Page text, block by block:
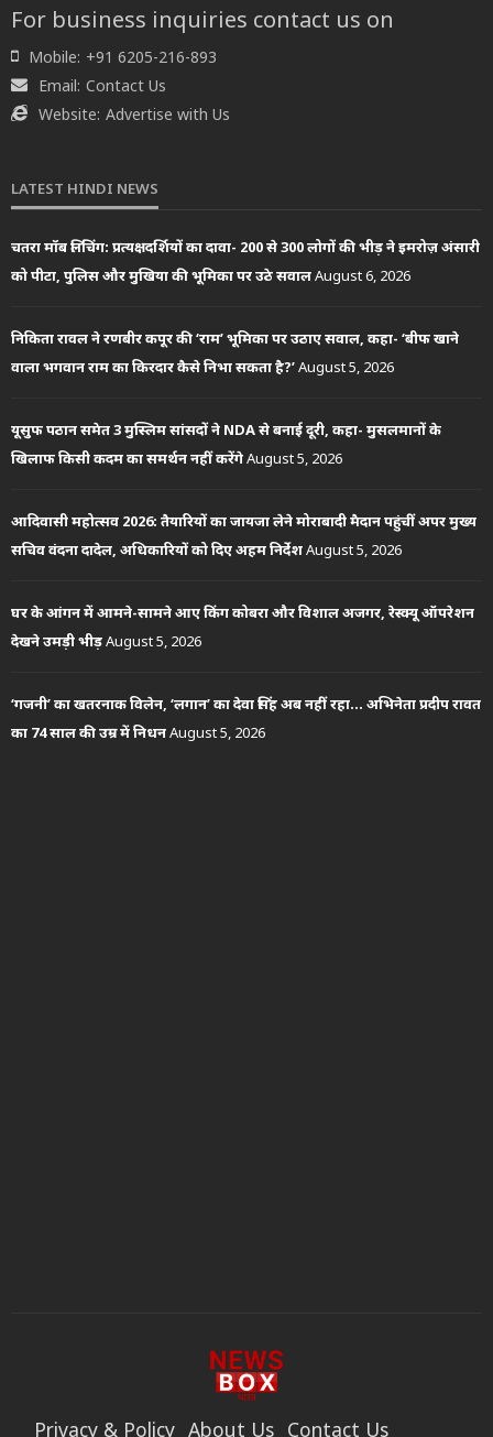
For business inquiries contact us on
Mobile: +91 6205-216-893
Email: Contact Us
Website: Advertise with Us
LATEST HINDI NEWS
चतरा मॉब लिंचिंग: प्रत्यक्षदर्शियों का दावा- 200 से 300 लोगों की भीड़ ने इमरोज़ अंसारी
को पीटा, पुलिस और मुखिया की भूमिका पर उठे सवालAugust 6, 2026
निकिता रावल ने रणबीर कपूर की ‘राम’ भूमिका पर उठाए सवाल, कहा- ‘बीफ खाने
वाला भगवान राम का किरदार कैसे निभा सकता है?’August 5, 2026
यूसुफ पठान समेत 3 मुस्लिम सांसदों ने NDA से बनाई दूरी, कहा- मुसलमानों के
खिलाफ किसी कदम का समर्थन नहीं करेंगेAugust 5, 2026
आदिवासी महोत्सव 2026: तैयारियों का जायजा लेने मोराबादी मैदान पहुंचीं अपर मुख्य
सचिव वंदना दादेल, अधिकारियों को दिए अहम निर्देशAugust 5, 2026
घर के आंगन में आमने-सामने आए किंग कोबरा और विशाल अजगर, रेस्क्यू ऑपरेशन
देखने उमड़ी भीड़August 5, 2026
‘गजनी’ का खतरनाक विलेन, ‘लगान’ का देवा सिंह अब नहीं रहा… अभिनेता प्रदीप रावत
का 74 साल की उम्र में निधनAugust 5, 2026
Privacy & Policy About Us Contact Us